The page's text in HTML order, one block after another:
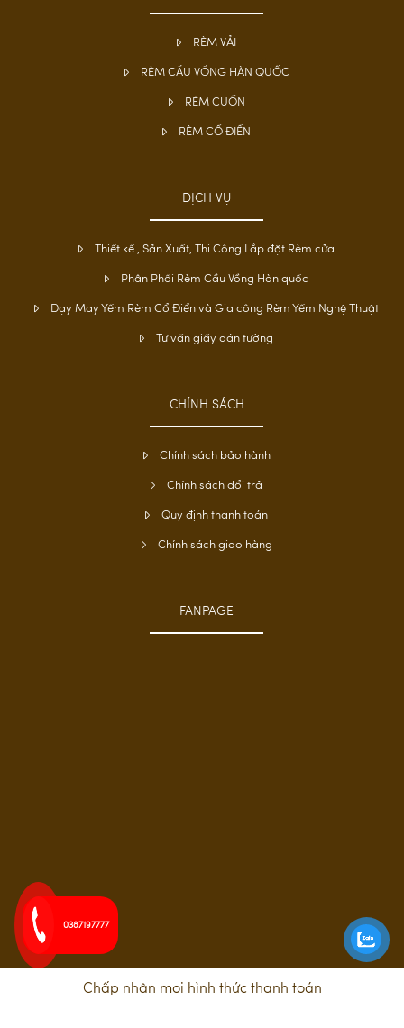
RÈM VẢI
RÈM CẦU VỒNG HÀN QUỐC
RÈM CUỐN
RÈM CỔ ĐIỂN
DỊCH VỤ
Thiết kế , Sản Xuất, Thi Công Lắp đặt Rèm cửa
Phân Phối Rèm Cầu Vồng Hàn quốc
Dạy May Yếm Rèm Cổ Điển và Gia công Rèm Yếm Nghệ Thuật
Tư vấn giấy dán tường
CHÍNH SÁCH
Chính sách bảo hành
Chính sách đổi trả
Quy định thanh toán
Chính sách giao hàng
FANPAGE
Chấp nhận mọi hình thức thanh toán
0387197777